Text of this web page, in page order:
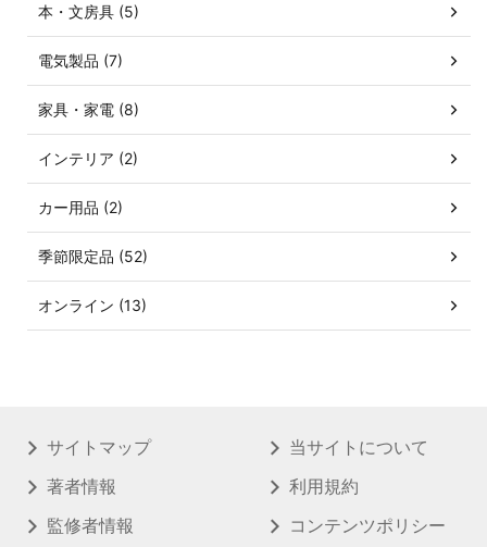
本・文房具 (5)
電気製品 (7)
家具・家電 (8)
インテリア (2)
カー用品 (2)
季節限定品 (52)
オンライン (13)
サイトマップ
著者情報
監修者情報
当サイトについて
利用規約
コンテンツポリシー